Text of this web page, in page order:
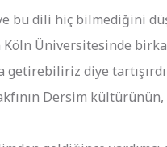
bu dili hiç bilmediğini
Üniversitesinde
getirebiliriz diye
Dersim